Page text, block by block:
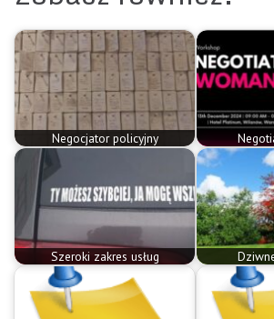
Negocjator policyjny
Szeroki zakres usług